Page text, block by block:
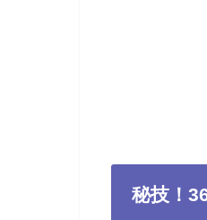
秘技！